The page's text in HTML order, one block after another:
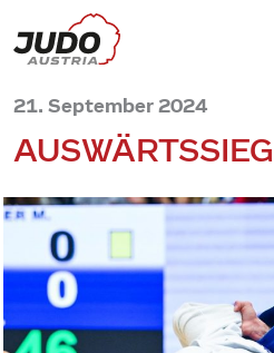
21. September 2024
AUSWÄRTSSIEG